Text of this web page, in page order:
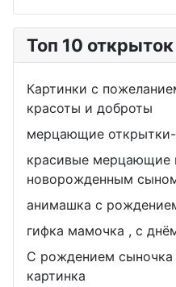
Топ 10 открыток
Картинки с
красоты и доброты
мерцающие
красивые мерцающие
новорожденным
анимашка с
гифка мамочка , с
С рождением сыночка
картинка